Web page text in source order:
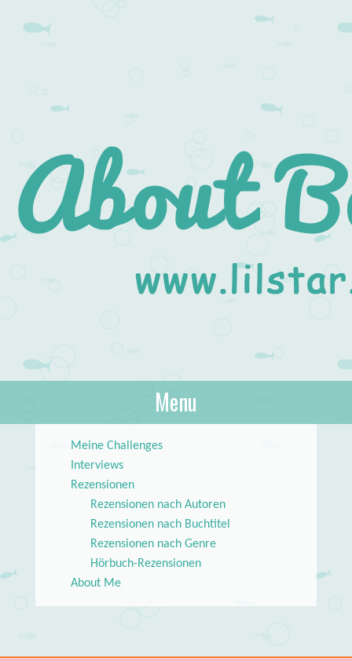
About Books
lilstar.de
Menu
Meine Challenges
Interviews
Rezensionen
Rezensionen nach Autoren
Rezensionen nach Buchtitel
Rezensionen nach Genre
Hörbuch-Rezensionen
About Me